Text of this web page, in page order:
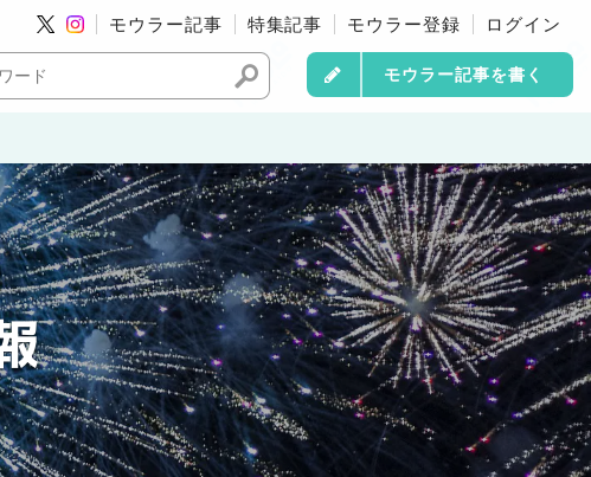
モウラー記事 特集記事 モウラー登録 ログイン
モウラー記事を書く